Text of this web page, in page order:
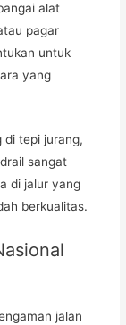
alat
pagar
untuk
yang
di tepi jurang,
sangat
di jalur yang
berkualitas.
jalan